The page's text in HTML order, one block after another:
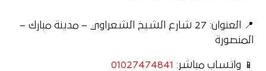
📍 العنوان: 27 شارع الشيخ الشعراوي – مدينة مبارك –
المنصورة
📱 واتساب مباشر: 01027474841